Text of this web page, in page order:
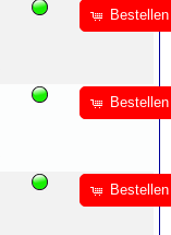
Bestellen
Bestellen
Bestellen